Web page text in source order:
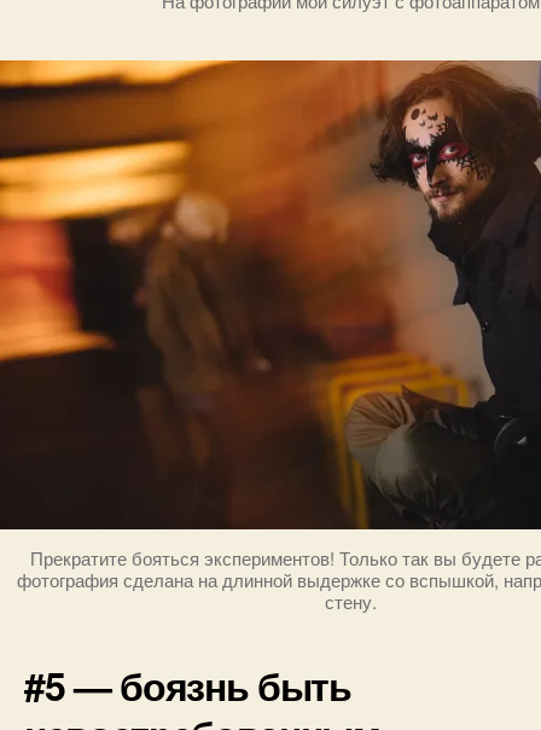
Прекратите бояться экспериментов! Только так вы будете
фотография сделана на длинной выдержке со вспышкой,
стену.
#5 — боязнь быть